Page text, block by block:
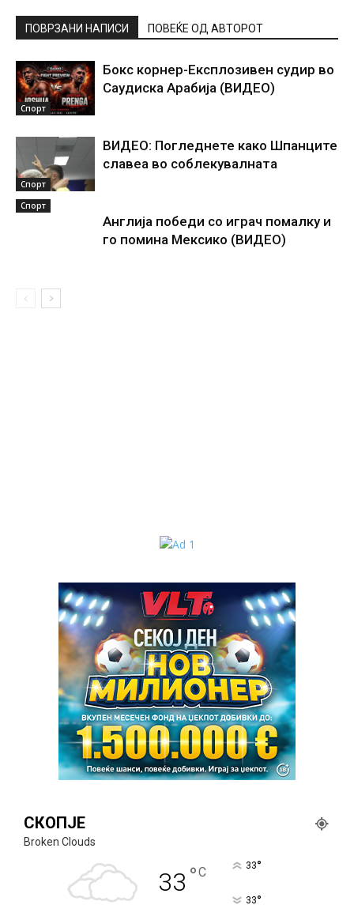
ПОВРЗАНИ НАПИСИ ПОВЕЌЕ ОД АВТОРОТ
Спорт
Бокс корнер-Експлозивен судир во
Саудиска Арабија (ВИДЕО)
Спорт
ВИДЕО: Погледнете како Шпанците
славеа во соблекувалната
Спорт
Англија победи со играч помалку и
го помина Мексико (ВИДЕО)